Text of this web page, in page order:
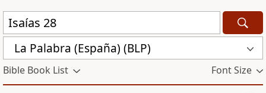
La Palabra (España) (BLP)
Bible Book List Font Size